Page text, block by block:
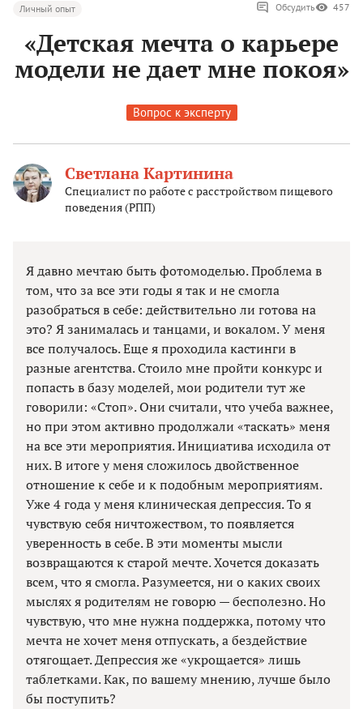
Личный опыт Обсудить 457
«Детская мечта о карьере
модели не дает мне покоя»
Вопрос к эксперту
Светлана Картинина
Специалист по работе с расстройством пищевого
поведения (РПП)
Я давно мечтаю быть фотомоделью. Проблема в
том, что за все эти годы я так и не смогла
разобраться в себе: действительно ли готова на
это? Я занималась и танцами, и вокалом. У меня
все получалось. Еще я проходила кастинги в
разные агентства. Стоило мне пройти конкурс и
попасть в базу моделей, мои родители тут же
говорили: «Стоп». Они считали, что учеба важнее,
но при этом активно продолжали «таскать» меня
на все эти мероприятия. Инициатива исходила от
них. В итоге у меня сложилось двойственное
отношение к себе и к подобным мероприятиям.
Уже 4 года у меня клиническая депрессия. То я
чувствую себя ничтожеством, то появляется
уверенность в себе. В эти моменты мысли
возвращаются к старой мечте. Хочется доказать
всем, что я смогла. Разумеется, ни о каких своих
мыслях я родителям не говорю — бесполезно. Но
чувствую, что мне нужна поддержка, потому что
мечта не хочет меня отпускать, а бездействие
отягощает. Депрессия же «укрощается» лишь
таблетками. Как, по вашему мнению, лучше было
бы поступить?